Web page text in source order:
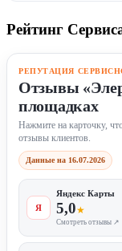
Рейтинг
РЕПУТАЦИЯ
Отзывы
площадках
Нажмите на карточку,
отзывы клиентов.
Данные на 16.07.2026
Я
Яндекс Карты
5,0★
Смотреть отзывы ↗